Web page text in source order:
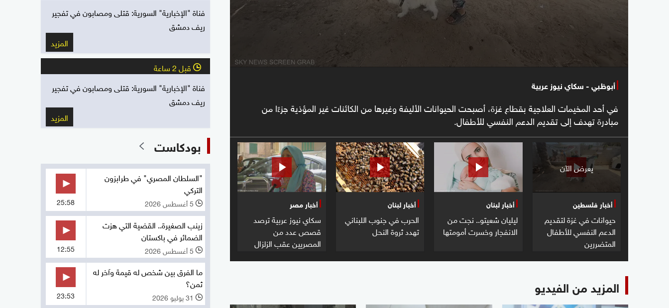
أبوظبي - سكاي نيوز عربية
في أحد المخيمات العلاجية بقطاع غزة، أصبحت الحيوانات الأليفة وغيرها من الكائنات غير المؤذية جزءًا من
مبادرة تهدف إلى تقديم الدعم النفسي للأطفال.
يعرض الآن
أخبار فلسطين
حيوانات في غزة لتقديم
الدعم النفسي للأطفال
المتضررين
أخبار لبنان
ليليان شعيتو.. نجت من
الانفجار وخسرت أمومتها
أخبار لبنان
الحرب في جنوب اللبناني
تهدد ثروة النحل
أخبار مصر
سكاي نيوز عربية ترصد
قصص عدد من
المصريين عقب الزلزال
المزيد من الفيديو
فناة "الإخبارية" السورية: قتلى ومصابون في تفجير
ريف دمشق
المزيد
l قبل 2 ساعة
فناة "الإخبارية" السورية: قتلى ومصابون في تفجير
ريف دمشق
المزيد
بودكاست
"السلطان المصري" في طرابزون
التركي
l 5 أغسطس 2026 25:58
زينب الصغيرة.. القضية التي هزت
الضمائر في باكستان
l 5 أغسطس 2026 12:55
ما الفرق بين شخص له قيمة وآخر له
ثمن؟
l 31 يوليو 2026 23:53